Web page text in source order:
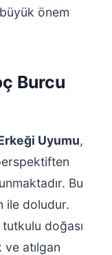
büyük önem
Burcu
Uyumu,
Bu
ile doludur.
doğası
ve atılgan